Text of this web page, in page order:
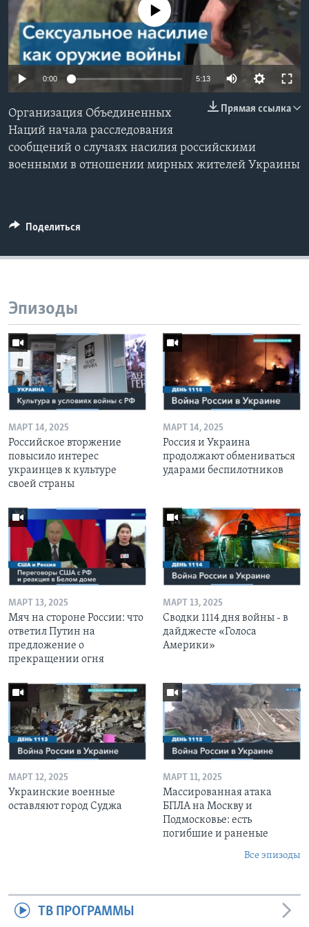
Learning English
СОЦИАЛЬНЫЕ СЕТИ
Языки
No media source currently available
0:00 5:13
Прямая ссылка
Организация Объединенных
Наций начала расследования
сообщений о случаях насилия российскими
военными в отношении мирных жителей Украины
Поделиться
Эпизоды
МАРТ 14, 2025
Российское вторжение
повысило интерес
украинцев к культуре
своей страны
МАРТ 14, 2025
Россия и Украина
продолжают обмениваться
ударами беспилотников
МАРТ 13, 2025
Мяч на стороне России: что
ответил Путин на
предложение о
прекращении огня
МАРТ 13, 2025
Сводки 1114 дня войны - в
дайджесте «Голоса
Америки»
МАРТ 12, 2025
Украинские военные
оставляют город Суджа
МАРТ 11, 2025
Массированная атака
БПЛА на Москву и
Подмосковье: есть
погибшие и раненые
Все эпизоды
ТВ ПРОГРАММЫ